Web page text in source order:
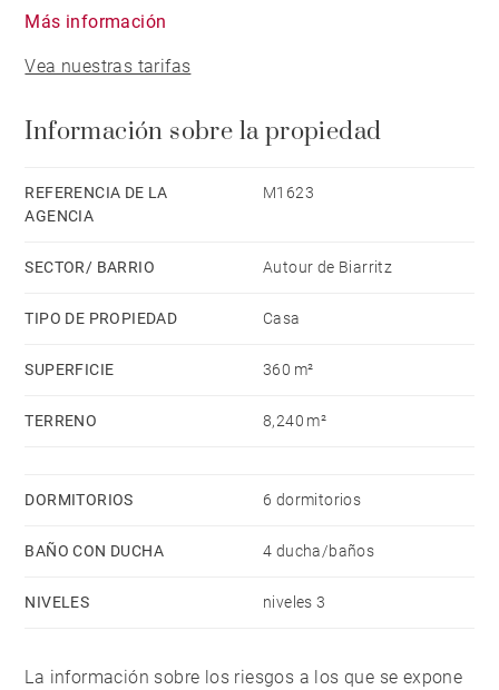
magnífica chimenea, un amplio salón abierto al patio
un salón-biblioteca y un invernadero que puede servir
Terreno de más de 8.200 m² con una hermosa piscina
de piedra.
Más información
Vea nuestras tarifas
Información sobre la propiedad
REFERENCIA DE LA
AGENCIA
M1623
SECTOR/ BARRIO Autour de Biarritz
TIPO DE PROPIEDAD Casa
SUPERFICIE 360 m²
TERRENO 8,240 m²
DORMITORIOS 6 dormitorios
BAÑO CON DUCHA 4 ducha/baños
NIVELES niveles 3
La información sobre los riesgos a los que se expone